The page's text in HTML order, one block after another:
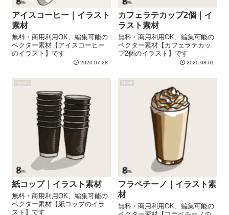
アイスコーヒー｜イラスト
素材
無料・商用利用OK、編集可能の
ベクター素材【アイスコーヒー
のイラスト】です
2020.07.28
カフェラテカップ2個｜イ
ラスト素材
無料・商用利用OK、編集可能の
ベクター素材【カフェラテカッ
プ2個のイラスト】です
2020.08.01
Goods
紙コップ｜イラスト素材
無料・商用利用OK、編集可能の
ベクター素材【紙コップのイラ
スト】です
Drink
フラペチーノ｜イラスト素
材
無料・商用利用OK、編集可能の